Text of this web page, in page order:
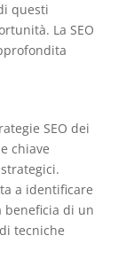
questi
La SEO
SEO dei
chiave
a identificare
beneficia di un
tecniche